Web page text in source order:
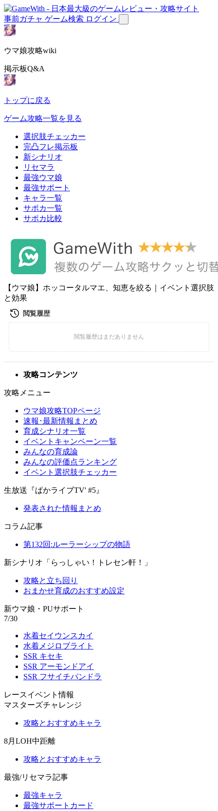
事前ガチャ ゲーム検索 ログイン
ウマ娘攻略wiki
掲示板Q&A
トップに戻る
ゲーム攻略一覧を見る
選択肢チェッカー
完凸フレ掲示板
新シナリオ
リセマラ
最強ウマ娘
最強サポート
キャラ一覧
サポカ一覧
サポカ比較
【ウマ娘】ホッコータルマエ、知恵を絞る｜イベント選択肢
と効果
攻略コンテンツ
攻略メニュー
ウマ娘攻略TOPページ
速報･最新情報まとめ
育成シナリオ一覧
イベントキャンペーン一覧
みんなの育成論
みんなの評価点ランキング
イベント選択肢チェッカー
生放送『ぱかライブTV' #5』
発表された情報まとめ
コラム記事
第132回:ルーラーシップの物語
新シナリオ「らっしゃい！トレセン軒！」
攻略と立ち回り
おまかせ育成のおすすめ設定
新ウマ娘・PUサポート
7/30
水着セイウンスカイ
水着メジロブライト
SSR キセキ
SSR アーモンドアイ
SSR フサイチパンドラ
レースイベント情報
マスターズチャレンジ
攻略とおすすめキャラ
8月LOH中距離
攻略とおすすめキャラ
最強/リセマラ記事
最強キャラ
最強サポートカード